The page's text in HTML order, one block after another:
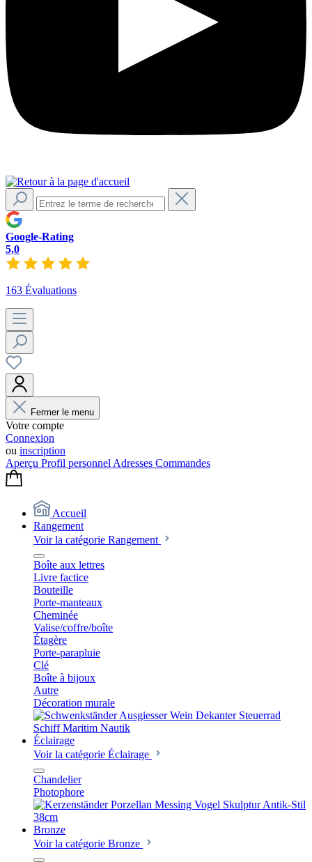
Google-Rating
5,0
163 Évaluations
Fermer le menu
Votre compte
Connexion
ou inscription
Aperçu Profil personnel Adresses Commandes
Accueil
Rangement
Voir la catégorie Rangement
Boîte aux lettres
Livre factice
Bouteille
Porte-manteaux
Cheminée
Valise/coffre/boîte
Étagère
Porte-parapluie
Clé
Boîte à bijoux
Autre
Décoration murale
Éclairage
Voir la catégorie Éclairage
Chandelier
Photophore
Bronze
Voir la catégorie Bronze